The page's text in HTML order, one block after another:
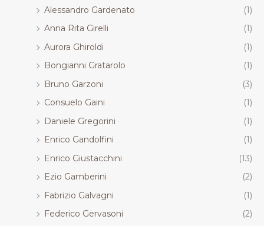
Alessandro Gardenato
(1)
Anna Rita Girelli
(1)
Aurora Ghiroldi
(1)
Bongianni Gratarolo
(1)
Bruno Garzoni
(3)
Consuelo Gaini
(1)
Daniele Gregorini
(1)
Enrico Gandolfini
(1)
Enrico Giustacchini
(13)
Ezio Gamberini
(2)
Fabrizio Galvagni
(1)
Federico Gervasoni
(2)